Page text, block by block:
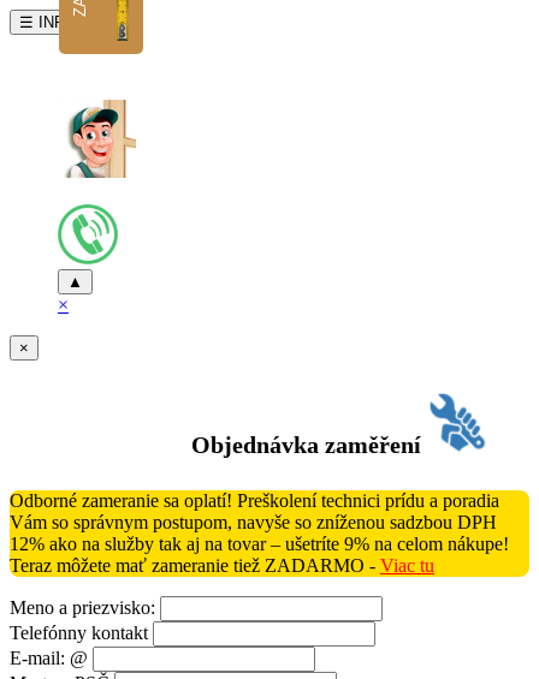
☰ INFO
▲
×
×
Objednávka zaměření
Odborné zameranie sa oplatí! Preškolení technici prídu a poradia
Vám so správnym postupom, navyše so zníženou sadzbou DPH
12% ako na služby tak aj na tovar – ušetríte 9% na celom nákupe!
Teraz môžete mať zameranie tiež ZADARMO - Viac tu
Meno a priezvisko:
Telefónny kontakt
E-mail: @